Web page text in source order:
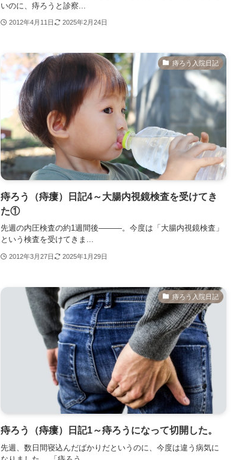
いのに、痔ろうと診察...
2012年4月11日 2025年2月24日
痔ろう入院日記
痔ろう（痔瘻）日記4～大腸内視鏡検査を受けてき
た①
先週の内圧検査の約1週間後———。今度は「大腸内視鏡検査」
という検査を受けてきま...
2012年3月27日 2025年1月29日
痔ろう入院日記
痔ろう（痔瘻）日記1～痔ろうになって切開した。
先週、数日間寝込んだばかりだというのに、今度は違う病気に